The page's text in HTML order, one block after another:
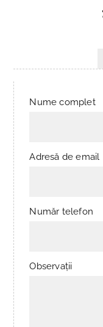
Nume complet
Adresă de email
Număr telefon
Observații